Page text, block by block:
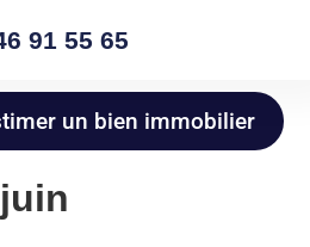
91 55 65
un bien immobilier
juin